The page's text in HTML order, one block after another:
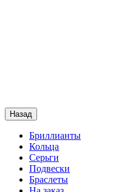
Назад
Бриллианты
Кольца
Серьги
Подвески
Браслеты